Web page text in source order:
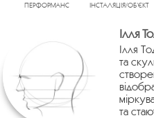
ПЕРФОРМАНС ІНСТАЛЯЦІЯ/ОБ’ЄКТ
Ілля
Ілля
та
та